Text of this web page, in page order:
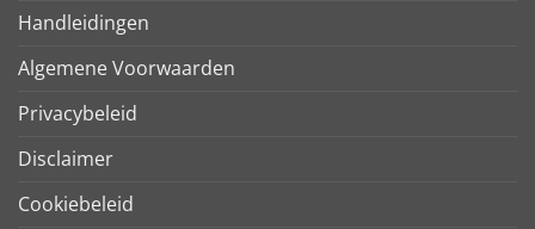
Handleidingen
Algemene Voorwaarden
Privacybeleid
Disclaimer
Cookiebeleid